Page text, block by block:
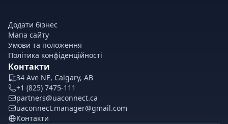
Додати бізнес
Мапа сайту
Умови та положення
Політика конфіденційності
Контакти
34 Ave NE, Calgary, AB
+1 (825) 7475-111
partners@uaconnect.ca
uaconnect.manager@gmail.com
Контакти